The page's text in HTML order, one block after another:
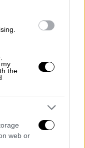
the
web or
ΝΔ με
εάν δεν